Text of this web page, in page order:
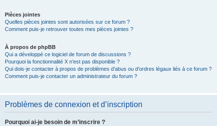
Pièces jointes
Quelles pièces jointes sont autorisées sur ce forum ?
Comment puis-je retrouver toutes mes pièces jointes ?
À propos de phpBB
Qui a développé ce logiciel de forum de discussions ?
Pourquoi la fonctionnalité X n’est pas disponible ?
Qui dois-je contacter à propos de problèmes d’abus ou d’ordres légaux liés à ce forum ?
Comment puis-je contacter un administrateur du forum ?
Problèmes de connexion et d’inscription
Pourquoi ai-je besoin de m’inscrire ?